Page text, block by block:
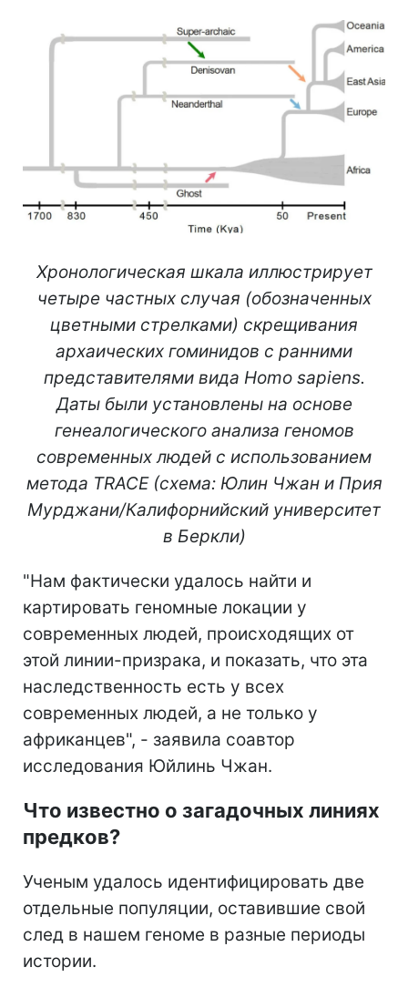
Хронологическая шкала иллюстрирует
четыре частных случая (обозначенных
цветными стрелками) скрещивания
архаических гоминидов с ранними
представителями вида Homo sapiens.
Даты были установлены на основе
генеалогического анализа геномов
современных людей с использованием
метода TRACE (схема: Юлин Чжан и Прия
Мурджани/Калифорнийский университет
в Беркли)
"Нам фактически удалось найти и
картировать геномные локации у
современных людей, происходящих от
этой линии-призрака, и показать, что эта
наследственность есть у всех
современных людей, а не только у
африканцев", - заявила соавтор
исследования Юйлинь Чжан.
Что известно о загадочных линиях
предков?
Ученым удалось идентифицировать две
отдельные популяции, оставившие свой
след в нашем геноме в разные периоды
истории.